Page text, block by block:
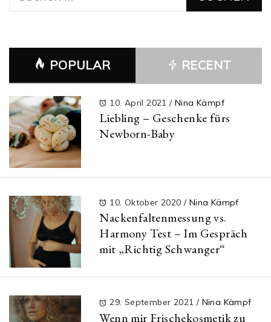
POPULAR RECENT
10. April 2021/ Nina Kämpf
Liebling – Geschenke fürs
Newborn-Baby
10. Oktober 2020 / Nina Kämpf
Nackenfaltenmessung vs.
Harmony Test – Im Gespräch
mit „Richtig Schwanger“
29. September 2021 / Nina Kämpf
Wenn mir Frischekosmetik zu